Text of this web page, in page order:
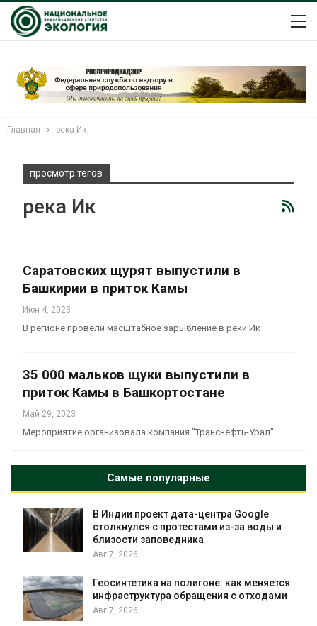
Главная река Ик
просмотр тегов
река Ик
Саратовских щурят выпустили в
Башкирии в приток Камы
Июн 4, 2023
В регионе провели масштабное зарыбление в реки Ик
35 000 мальков щуки выпустили в
приток Камы в Башкортостане
Май 29, 2023
Мероприятие организовала компания "Транснефть-Урал"
Самые популярные
В Индии проект дата-центра Google
столкнулся с протестами из-за воды и
близости заповедника
Авг 7, 2026
Геосинтетика на полигоне: как меняется
инфраструктура обращения с отходами
Авг 7, 2026